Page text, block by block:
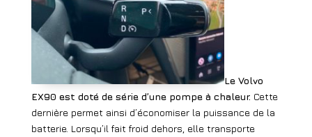
Le Volvo
EX90 est doté de série d’une pompe à chaleur. Cette
dernière permet ainsi d’économiser la puissance de la
batterie. Lorsqu’il fait froid dehors, elle transporte